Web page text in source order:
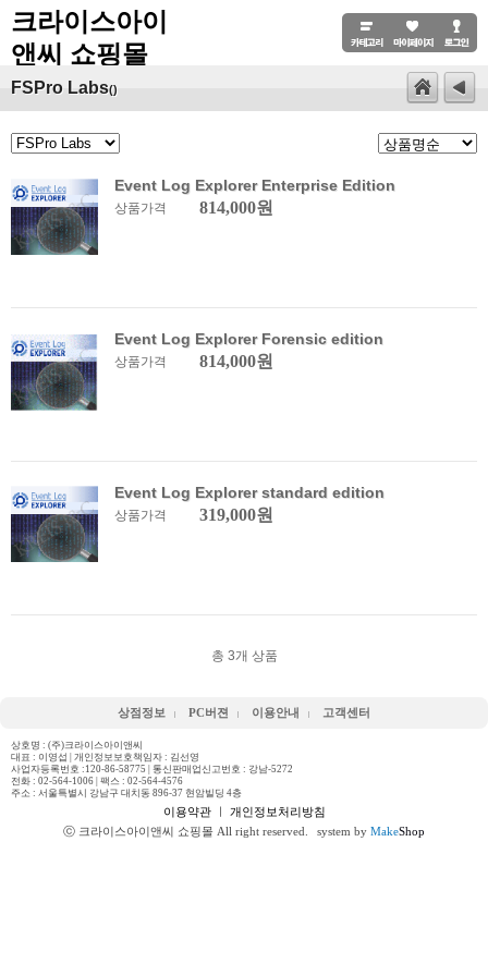
크라이스아이
앤씨 쇼핑몰
FSPro Labs()
Event Log Explorer Enterprise Edition
상품가격 814,000원
Event Log Explorer Forensic edition
상품가격 814,000원
Event Log Explorer standard edition
상품가격 319,000원
총 3개 상품
상점정보 PC버젼 이용안내 고객센터
상호명 : (주)크라이스아이앤씨
대표 : 이영섭 | 개인정보보호책임자 : 김선영
사업자등록번호 :120-86-58775 | 통신판매업신고번호 : 강남-5272
전화 : 02-564-1006 | 팩스 : 02-564-4576
주소 : 서울특별시 강남구 대치동 896-37 현암빌딩 4층
이용약관ㅣ 개인정보처리방침
ⓒ 크라이스아이앤씨 쇼핑몰 All right reserved.
system by MakeShop